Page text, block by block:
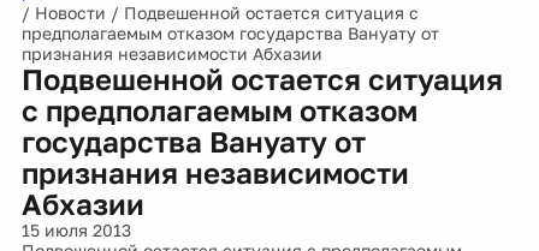
/ Новости / Подвешенной остается ситуация с
предполагаемым отказом государства Вануату от
признания независимости Абхазии
Подвешенной остается ситуация
с предполагаемым отказом
государства Вануату от
признания независимости
Абхазии
15 июля 2013